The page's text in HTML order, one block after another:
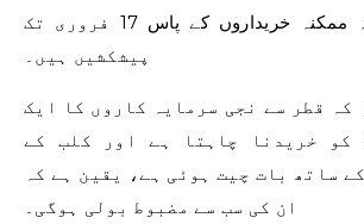
سمجھا جاتا ہے کہ ممکنہ خریداروں کے پاس 17 فروری تک
پیشکشیں ہیں۔
کہ قطر سے نجی سرمایہ کاروں کا ایک
کو خریدنا چاہتا ہے اور کلب کے
ساتھ بات چیت ہوئی ہے، یقین ہے کہ
ان کی سب سے مضبوط بولی ہوگی۔